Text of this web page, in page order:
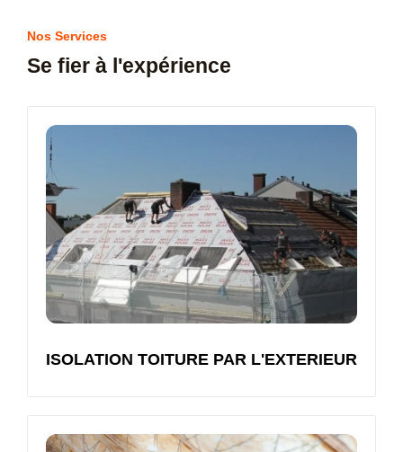
Nos Services
Se fier à l'expérience
ISOLATION TOITURE PAR L'EXTERIEUR